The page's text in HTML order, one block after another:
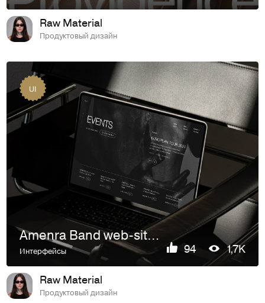
Raw Material
Продуктовый дизайн
UI
Amenra Band web-site design.
Интерфейсы 94 1,7K
Raw Material
Продуктовый дизайн